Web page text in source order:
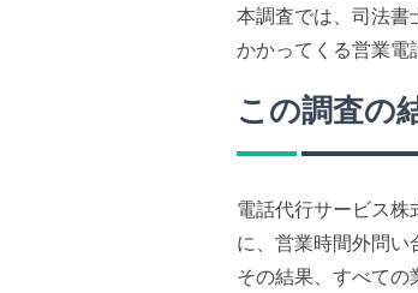
本調査では、司法
かかってくる営業電
この調査の
電話代行サービス
に、営業時間外問い
その結果、すべて